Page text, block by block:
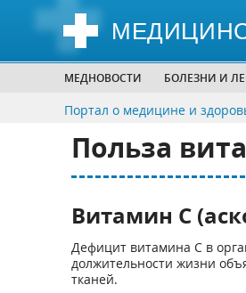
МЕДНОВОСТИ БОЛЕЗНИ И
Портал о медицине и
Польза
Витамин С
Дефицит витамина С в
должительности жизни
тканей.